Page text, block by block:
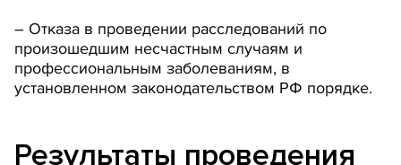
– Отказа в проведении расследований по
произошедшим несчастным случаям и
профессиональным заболеваниям, в
установленном законодательством РФ порядке.
Результаты проведения